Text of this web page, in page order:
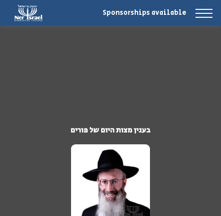
Sponsorships available
בענין מצות היום של פורים